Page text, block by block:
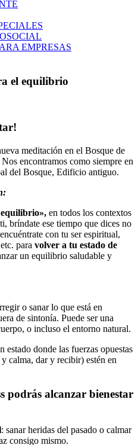
EMPRESAS
el equilibrio
meditación en el Bosque de
encontramos como siempre en
del Bosque, Edificio antiguo.
en todos los contextos
bríndate ese tiempo que dices no
con tu ser espiritual,
para volver a tu estado de
un equilibrio saludable y
o sanar lo que está en
de sintonía. Puede ser una
o incluso el entorno natural.
estado donde las fuerzas opuestas
calma, dar y recibir) estén en
podrás alcanzar bienestar
: sanar heridas del pasado o calmar
consigo mismo.